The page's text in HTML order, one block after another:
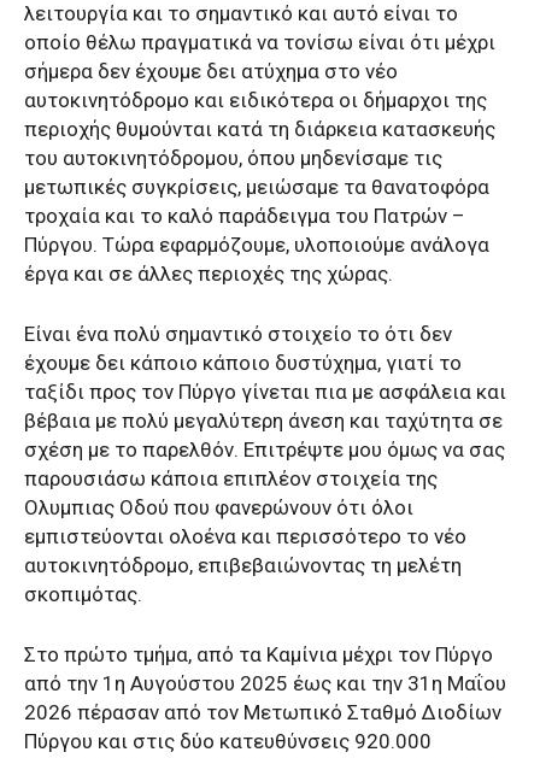
λειτουργία και το σημαντικό και αυτό είναι το
οποίο θέλω πραγματικά να τονίσω είναι ότι μέχρι
σήμερα δεν έχουμε δει ατύχημα στο νέο
αυτοκινητόδρομο και ειδικότερα οι δήμαρχοι της
περιοχής θυμούνται κατά τη διάρκεια κατασκευής
του αυτοκινητόδρομου, όπου μηδενίσαμε τις
μετωπικές συγκρίσεις, μειώσαμε τα θανατοφόρα
τροχαία και το καλό παράδειγμα του Πατρών –
Πύργου. Τώρα εφαρμόζουμε, υλοποιούμε ανάλογα
έργα και σε άλλες περιοχές της χώρας.
Είναι ένα πολύ σημαντικό στοιχείο το ότι δεν
έχουμε δει κάποιο κάποιο δυστύχημα, γιατί το
ταξίδι προς τον Πύργο γίνεται πια με ασφάλεια και
βέβαια με πολύ μεγαλύτερη άνεση και ταχύτητα σε
σχέση με το παρελθόν. Επιτρέψτε μου όμως να σας
παρουσιάσω κάποια επιπλέον στοιχεία της
Ολυμπιας Οδού που φανερώνουν ότι όλοι
εμπιστεύονται ολοένα και περισσότερο το νέο
αυτοκινητόδρομο, επιβεβαιώνοντας τη μελέτη
σκοπιμότας.
Στο πρώτο τμήμα, από τα Καμίνια μέχρι τον Πύργο
από την 1η Αυγούστου 2025 έως και την 31η Μαΐου
2026 πέρασαν από τον Μετωπικό Σταθμό Διοδίων
Πύργου και στις δύο κατευθύνσεις 920.000